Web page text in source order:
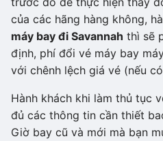
của các hãng hàng không,
máy bay đi Savannah thì sẽ
định, phí đổi vé máy bay
với chênh lệch giá vé (nếu
Hành khách khi làm thủ tục
đủ các thông tin cần thiết
Giờ bay cũ và mới mà bạn